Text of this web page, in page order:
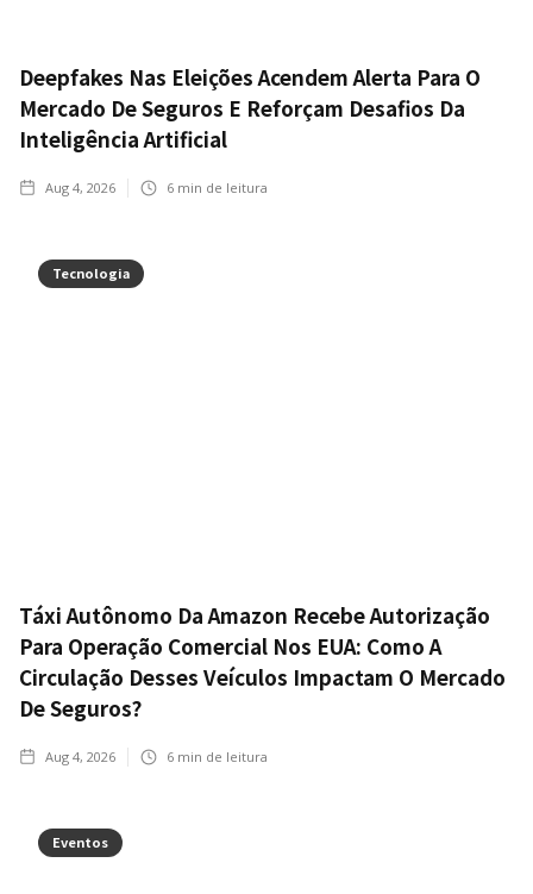
Deepfakes Nas Eleições Acendem Alerta Para O
Mercado De Seguros E Reforçam Desafios Da
Inteligência Artificial
Aug 4, 2026 6 min de leitura
Tecnologia
Táxi Autônomo Da Amazon Recebe Autorização
Para Operação Comercial Nos EUA: Como A
Circulação Desses Veículos Impactam O Mercado
De Seguros?
Aug 4, 2026 6 min de leitura
Eventos